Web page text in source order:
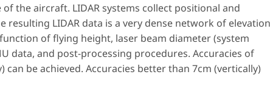
the aircraft. LIDAR systems collect positional and
resulting LIDAR data is a very dense network of elevation
of flying height, laser beam diameter (system
data, and post-processing procedures. Accuracies of
be achieved. Accuracies better than 7cm (vertically)